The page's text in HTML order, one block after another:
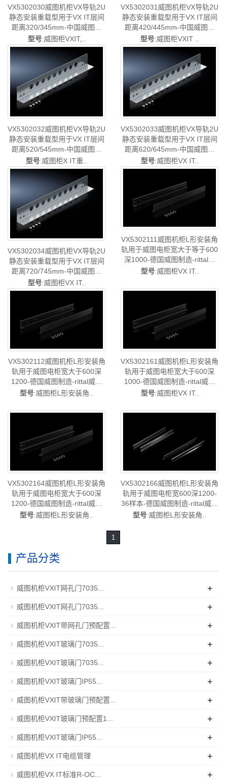
VX5302030威图机柜VX导轨2U
静态安装重载型用于VX IT层间
距离320/345mm-中国威图制
造-rittal威图机柜威图空调维修
威图电柜威图风扇威图PDU威
图配件威图售后VX5302.030
型号:威图柜VXIT,..
VX5302031威图机柜VX导轨2U
静态安装重载型用于VX IT层间
距离420/445mm-中国威图制
造-rittal威图机柜威图空调维修
威图电柜威图风扇威图PDU威
图配件威图售后VX5302.031
型号:威图柜VXIT ..
VX5302032威图机柜VX导轨2U
静态安装重载型用于VX IT层间
距离520/545mm-中国威图制
造-rittal威图机柜威图空调维修
威图电柜威图风扇威图PDU威
图配件威图售后VX5302.032
型号:威图柜X IT重..
VX5302033威图机柜VX导轨2U
静态安装重载型用于VX IT层间
距离620/645mm-中国威图制
造-rittal威图机柜威图空调维修
威图电柜威图风扇威图PDU威
型号:威图柜VX IT..
VX5302034威图机柜VX导轨2U
静态安装重载型用于VX IT层间
距离720/745mm-中国威图制
造-rittal威图机柜威图空调维修
威图电柜威图风扇威图PDU威
型号:威图柜VX IT..
VX5302111威图机柜L形安装角
轨用于威图电柜宽大于等于600
深1000-德国威图制造-rittal威
图机柜空调维修威图电柜威图
后VX5302.111
型号:威图柜VX IT..
VX5302112威图机柜L形安装角
轨用于威图电柜宽大于600深
1200-德国威图制造-rittal威图
机柜空调维修威图电柜威图母
VX5302.112
型号:威图柜L形安装角..
VX5302161威图机柜L形安装角
轨用于威图电柜宽大于600深
1000-德国威图制造-rittal威图
机柜空调维修威图电柜威图母
VX5302.161
型号:威图柜VX IT..
VX5302164威图机柜L形安装角
轨用于威图电柜宽大于600深
1200-德国威图制造-rittal威图
机柜空调维修威图电柜威图母
型号:威图柜L形安装角..
VX5302166威图机柜L形安装角
轨用于威图电柜宽600深1200-
36样本-德国威图制造-rittal威图
机柜空调维修威图电柜威图母
型号:威图柜L形安装角..
1
产品分类
威图机柜VXIT网孔门7035... +
威图机柜VXIT网孔门7035... +
威图机柜VXIT带网孔门预配置... +
威图机柜VXIT玻璃门7035... +
威图机柜VXIT玻璃门7035... +
威图机柜VXIT玻璃门IP55... +
威图机柜VXIT带玻璃门预配置... +
威图机柜VXIT玻璃门预配置1... +
威图机柜VXIT玻璃门IP55... +
威图机柜VX IT电缆管理 +
威图机柜VX IT标准R-OC... +